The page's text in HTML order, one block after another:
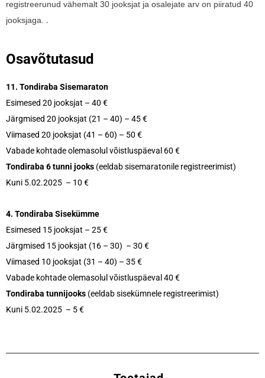
registreerunud vähemalt 30 jooksjat ja osalejate arv on piiratud 40
jooksjaga. .
Osavõtutasud
11. Tondiraba Sisemaraton
Esimesed 20 jooksjat – 40 €
Järgmised 20 jooksjat (21 – 40) – 45 €
Viimased 20 jooksjat (41 – 60) – 50 €
Vabade kohtade olemasolul võistluspäeval 60 €
Tondiraba 6 tunni jooks (eeldab sisemaratonile registreerimist)
Kuni 5.02.2025 – 10 €
4. Tondiraba Sisekümme
Esimesed 15 jooksjat – 25 €
Järgmised 15 jooksjat (16 – 30) – 30 €
Viimased 10 jooksjat (31 – 40) – 35 €
Vabade kohtade olemasolul võistluspäeval 40 €
Tondiraba tunnijooks (eeldab sisekümnele registreerimist)
Kuni 5.02.2025 – 5 €